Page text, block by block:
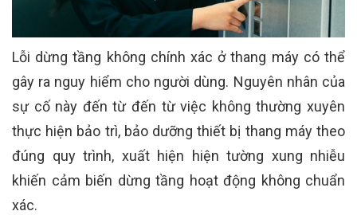
Lỗi dừng tầng không chính xác ở thang máy có thể
gây ra nguy hiểm cho người dùng. Nguyên nhân của
sự cố này đến từ đến từ việc không thường xuyên
thực hiện bảo trì, bảo dưỡng thiết bị thang máy theo
đúng quy trình, xuất hiện hiện tường xung nhiễu
khiến cảm biến dừng tầng hoạt động không chuẩn
xác.